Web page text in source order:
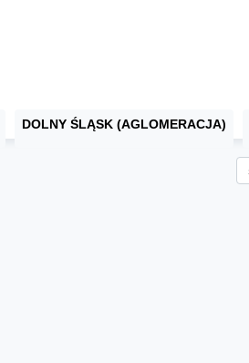
DOLNY ŚLĄSK (AGLOMERACJA)